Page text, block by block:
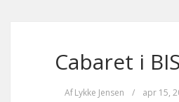
Cabaret i
AfLykke Jensen / apr 15,